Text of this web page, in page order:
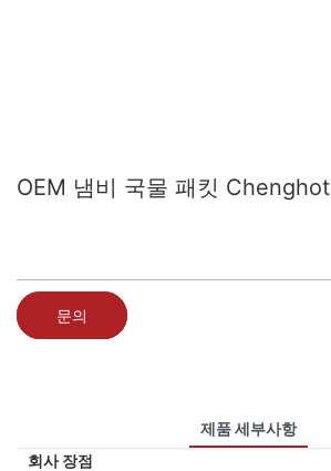
OEM 냄비 국물 패킷 Chenghot
문의
제품 세부사항
회사 장점